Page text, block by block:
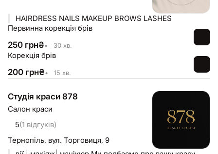
HAIRDRESS NAILS MAKEUP BROWS LASHES
Первинна корекція брів
250 грн₴• 30 хв.
Корекція брів
200 грн₴• 15 хв.
Студія краси 878
Салон краси
5(1 відгуків)
Тернопіль, вул. Торговиця, 9